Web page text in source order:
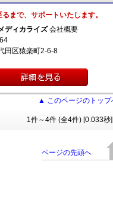
まで、サポートいたします。
ディカライズ会社概要
田区猿楽町2-6-8
▲ このページのトップ
1件～4件 (全4件) [0.033秒]
ページの先頭へ